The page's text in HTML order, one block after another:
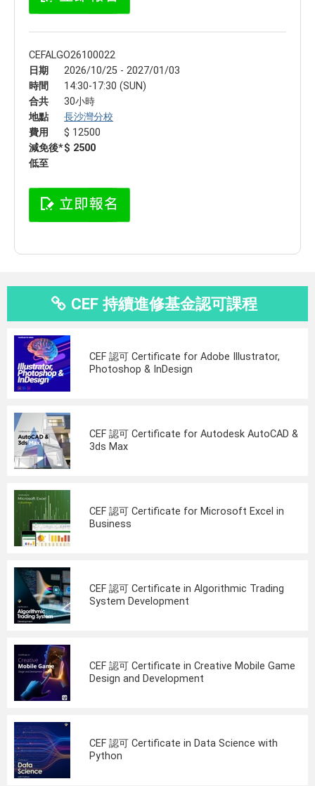
CEFALGO26100022
日期
2026/10/25 - 2027/01/03
時間
14:30-17:30 (SUN)
合共
30小時
地點
長沙灣分校
費用
$ 12500
減免後*
低至
$ 2500
CEF 持續進修基金認可課程
CEF 認可 Certificate for Adobe Illustrator,
Photoshop & InDesign
CEF 認可 Certificate for Autodesk AutoCAD &
3ds Max
CEF 認可 Certificate for Microsoft Excel in
Business
CEF 認可 Certificate in Algorithmic Trading
System Development
CEF 認可 Certificate in Creative Mobile Game
Design and Development
CEF 認可 Certificate in Data Science with
Python